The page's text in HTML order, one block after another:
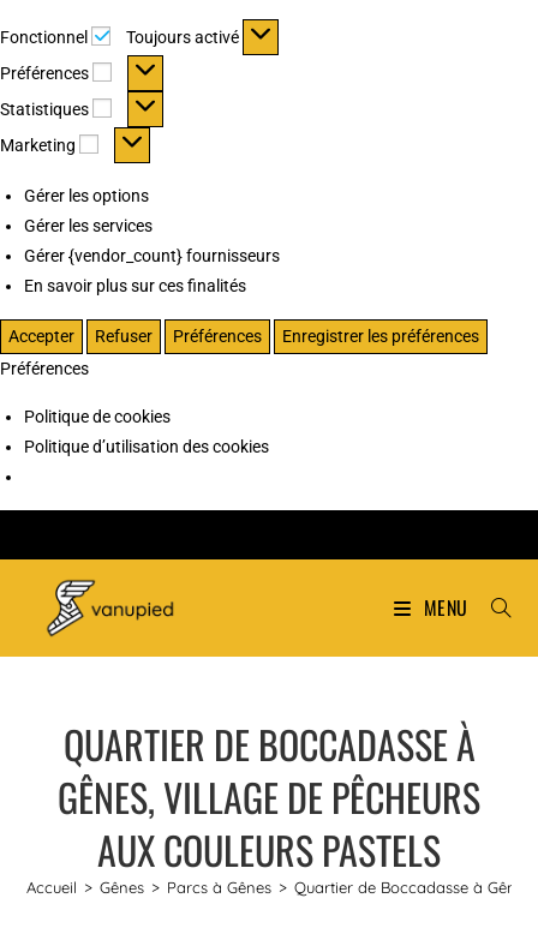
Fonctionnel Fonctionnel
Toujours activé
Préférences
Préférences
Statistiques Statistiques
Marketing Marketing
Gérer les options
Gérer les services
Gérer {vendor_count} fournisseurs
En savoir plus sur ces finalités
Accepter Refuser Préférences
Enregistrer les préférences
Préférences
Politique de cookies
Politique d’utilisation des cookies
MENU
QUARTIER DE BOCCADASSE À
GÊNES, VILLAGE DE PÊCHEURS
AUX COULEURS PASTELS
Accueil > Gênes > Parcs à Gênes > Quartier de Boccadasse à